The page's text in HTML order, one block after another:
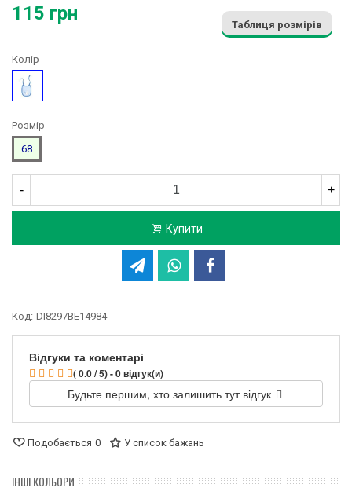
115 грн
Таблиця розмірів
Колір
Блакитний
Розмір
68
- +
Купити
Код: DI8297BE14984
Відгуки та коментарі
( 0.0 / 5) - 0 відгук(и)
Будьте першим, хто залишить тут відгук
Подобається 0 У список бажань
ІНШІ КОЛЬОРИ